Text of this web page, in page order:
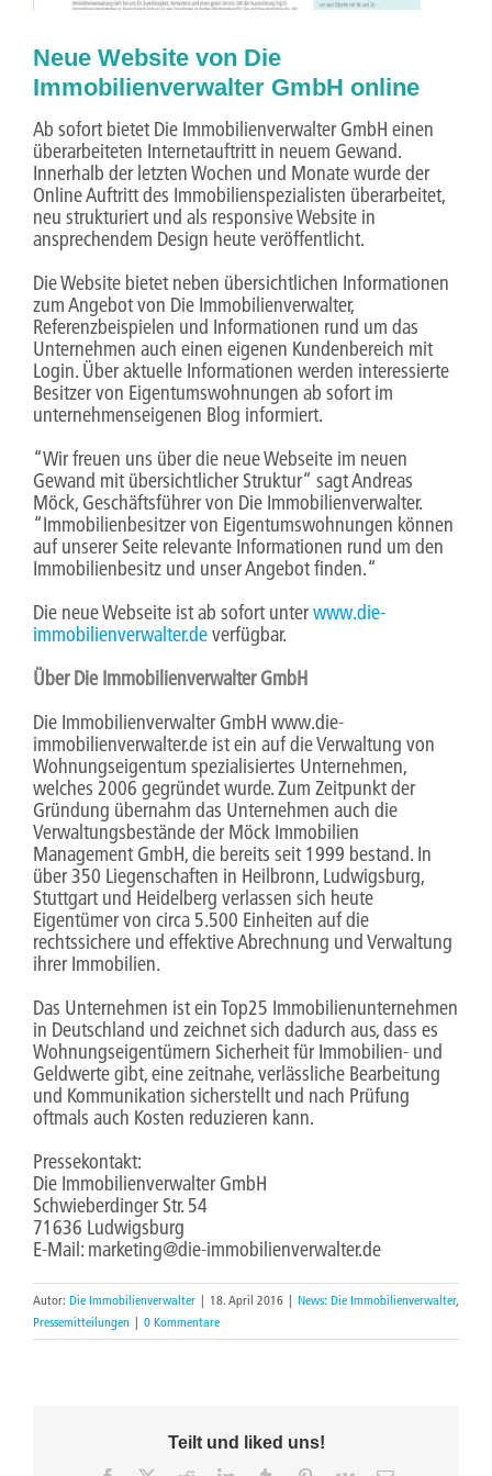
Neue Website von Die
Immobilienverwalter GmbH online
Ab sofort bietet Die Immobilienverwalter GmbH einen
überarbeiteten Internetauftritt in neuem Gewand.
Innerhalb der letzten Wochen und Monate wurde der
Online Auftritt des Immobilienspezialisten überarbeitet,
neu strukturiert und als responsive Website in
ansprechendem Design heute veröffentlicht.
Die Website bietet neben übersichtlichen Informationen
zum Angebot von Die Immobilienverwalter,
Referenzbeispielen und Informationen rund um das
Unternehmen auch einen eigenen Kundenbereich mit
Login. Über aktuelle Informationen werden interessierte
Besitzer von Eigentumswohnungen ab sofort im
unternehmenseigenen Blog informiert.
“Wir freuen uns über die neue Webseite im neuen
Gewand mit übersichtlicher Struktur“ sagt Andreas
Möck, Geschäftsführer von Die Immobilienverwalter.
“Immobilienbesitzer von Eigentumswohnungen können
auf unserer Seite relevante Informationen rund um den
Immobilienbesitz und unser Angebot finden.“
Die neue Webseite ist ab sofort unterwww.die-
immobilienverwalter.deverfügbar.
Über Die Immobilienverwalter GmbH
Die Immobilienverwalter GmbH www.die-
immobilienverwalter.de ist ein auf die Verwaltung von
Wohnungseigentum spezialisiertes Unternehmen,
welches 2006 gegründet wurde. Zum Zeitpunkt der
Gründung übernahm das Unternehmen auch die
Verwaltungsbestände der Möck Immobilien
Management GmbH, die bereits seit 1999 bestand. In
über 350 Liegenschaften in Heilbronn, Ludwigsburg,
Stuttgart und Heidelberg verlassen sich heute
Eigentümer von circa 5.500 Einheiten auf die
rechtssichere und effektive Abrechnung und Verwaltung
ihrer Immobilien.
Das Unternehmen ist ein Top25 Immobilienunternehmen
in Deutschland und zeichnet sich dadurch aus, dass es
Wohnungseigentümern Sicherheit für Immobilien- und
Geldwerte gibt, eine zeitnahe, verlässliche Bearbeitung
und Kommunikation sicherstellt und nach Prüfung
oftmals auch Kosten reduzieren kann.
Pressekontakt:
Die Immobilienverwalter GmbH
Schwieberdinger Str. 54
71636 Ludwigsburg
E-Mail: marketing@die-immobilienverwalter.de
Autor: Die Immobilienverwalter | 18. April 2016 | News: Die Immobilienverwalter,
Pressemitteilungen | 0 Kommentare
Teilt und liked uns!